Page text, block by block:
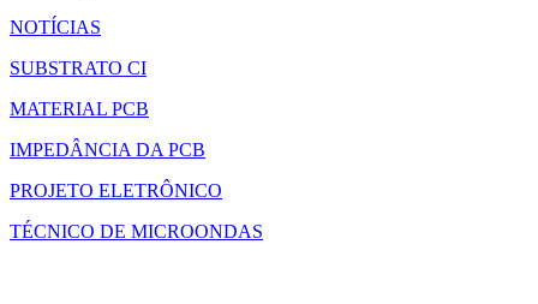
NOTÍCIAS
SUBSTRATO CI
MATERIAL PCB
IMPEDÂNCIA DA PCB
PROJETO ELETRÔNICO
TÉCNICO DE MICROONDAS